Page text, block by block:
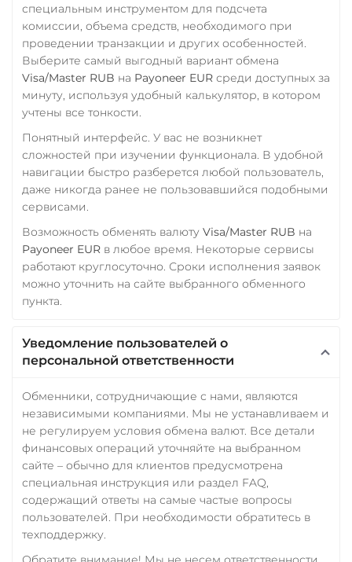
Wrapped Ethereum
ERC20 AVAXC
BASE
Yearn.finance (YFI)
специальным инструментом для подсчета
комиссии, объема средств, необходимого при
проведении транзакции и других особенностей.
Выберите самый выгодный вариант обмена
Visa/Master RUB на Payoneer EUR среди доступных за
минуту, используя удобный калькулятор, в котором
учтены все тонкости.
Понятный интерфейс. У вас не возникнет
сложностей при изучении функционала. В удобной
навигации быстро разберется любой пользователь,
даже никогда ранее не пользовавшийся подобными
сервисами.
Возможность обменять валюту Visa/Master RUB на
Payoneer EUR в любое время. Некоторые сервисы
работают круглосуточно. Сроки исполнения заявок
можно уточнить на сайте выбранного обменного
пункта.
Уведомление пользователей о
персональной ответственности
Обменники, сотрудничающие с нами, являются
независимыми компаниями. Мы не устанавливаем и
не регулируем условия обмена валют. Все детали
финансовых операций уточняйте на выбранном
сайте – обычно для клиентов предусмотрена
специальная инструкция или раздел FAQ,
содержащий ответы на самые частые вопросы
пользователей. При необходимости обратитесь в
техподдержку.